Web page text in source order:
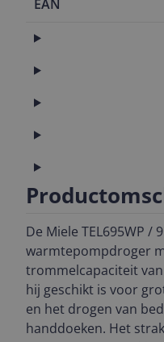
EAN
De Miele TEL695WP /
warmtepompdroger
trommelcapaciteit
hij geschikt is voor
en het drogen van
handdoeken. Het